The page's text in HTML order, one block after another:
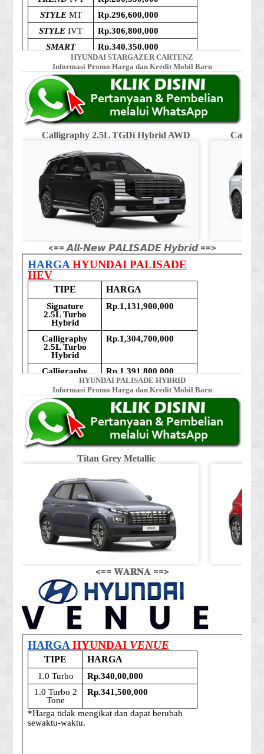
HYUNDAI STARGAZER CARTENZ
Informasi Promo Harga dan Kredit Mobil Baru
Calligraphy 2.5L TGDi Hybrid AWD
<== 𝘼𝙡𝙡-𝙉𝙚𝙬 𝙋𝘼𝙇𝙄𝙎𝘼𝘿𝙀 𝙃𝙮𝙗𝙧𝙞𝙙 ==>
HYUNDAI PALISADE HYBRID
Informasi Promo Harga dan Kredit Mobil Baru
Titan Grey Metallic
<== 𝐖𝐀𝐑𝐍𝐀 ==>